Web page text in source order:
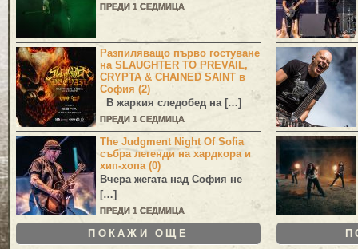
ПРЕДИ 1 СЕДМИЦА
Разпиляващо първо гостуване
на SLAUGHTER TO PREVAIL,
CRYPTA & CHAINED SAINT в
София (2)
В жаркия следобед на […]
ПРЕДИ 1 СЕДМИЦА
The Judgment Night Of Sofia
събра легенди на хардкора и
хип-хопа (0)
Вчера жегата над София не
[…]
ПРЕДИ 1 СЕДМИЦА
ПОКАЖИ ОЩЕ